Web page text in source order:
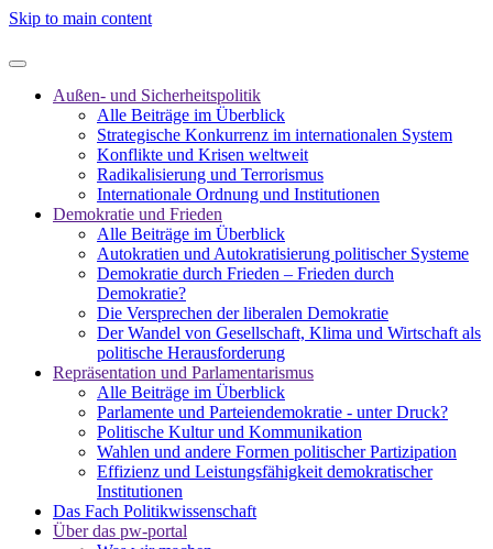
Skip to main content
Außen- und Sicherheitspolitik
Alle Beiträge im Überblick
Strategische Konkurrenz im internationalen System
Konflikte und Krisen weltweit
Radikalisierung und Terrorismus
Internationale Ordnung und Institutionen
Demokratie und Frieden
Alle Beiträge im Überblick
Autokratien und Autokratisierung politischer Systeme
Demokratie durch Frieden – Frieden durch
Demokratie?
Die Versprechen der liberalen Demokratie
Der Wandel von Gesellschaft, Klima und Wirtschaft als
politische Herausforderung
Repräsentation und Parlamentarismus
Alle Beiträge im Überblick
Parlamente und Parteiendemokratie - unter Druck?
Politische Kultur und Kommunikation
Wahlen und andere Formen politischer Partizipation
Effizienz und Leistungsfähigkeit demokratischer
Institutionen
Das Fach Politikwissenschaft
Über das pw-portal